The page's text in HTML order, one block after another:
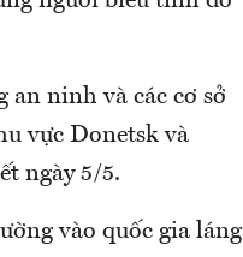
an ninh và các cơ sở
vực Donetsk và
ngày 5/5.
vào quốc gia láng